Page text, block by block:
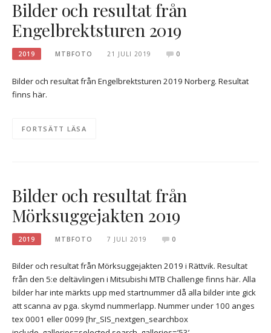
Bilder och resultat från
Engelbrektsturen 2019
2019 MTBFOTO 21 JULI 2019 0
Bilder och resultat från Engelbrektsturen 2019 Norberg. Resultat
finns här.
FORTSÄTT LÄSA
Bilder och resultat från
Mörksuggejakten 2019
2019 MTBFOTO 7 JULI 2019 0
Bilder och resultat från Mörksuggejakten 2019 i Rättvik. Resultat
från den 5:e deltävlingen i Mitsubishi MTB Challenge finns här. Alla
bilder har inte märkts upp med startnummer då alla bilder inte gick
att scanna av pga. skymd nummerlapp. Nummer under 100 anges
tex 0001 eller 0099 [hr_SIS_nextgen_searchbox